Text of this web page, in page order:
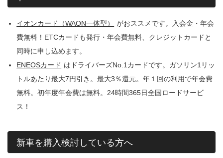
イオンカード（WAON一体型）
がおススメです。入会金・年会
費無料！ETCカードも発行・年会費無料、クレジットカードと
同時に申し込めます。
ENEOSカード はドライバーズNo.1カードです。ガソリン1リッ
トルあたり最大7円引き。最大3％還元。年１回の利用で年会費
無料。初年度年会費は無料。24時間365日全国ロードサービ
ス！
新車を購入検討している方へ